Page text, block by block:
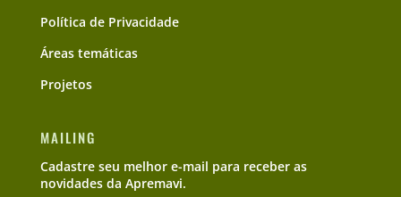
Política de Privacidade
Áreas temáticas
Projetos
MAILING
Cadastre seu melhor e-mail para receber as
novidades da Apremavi.